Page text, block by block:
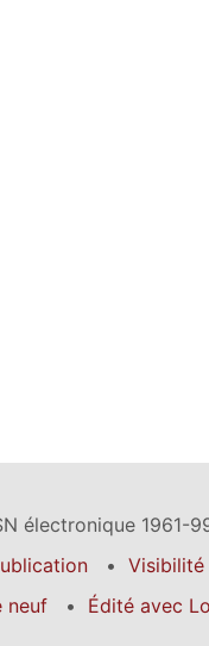
électronique 1961-
Visibilité
neuf
Édité avec